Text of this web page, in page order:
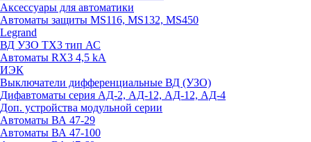
Аксессуары для автоматики
Автоматы защиты MS116, MS132, MS450
Legrand
ВД УЗО TX3 тип АС
Автоматы RX3 4,5 kA
ИЭК
Выключатели дифференциальные ВД (УЗО)
Дифавтоматы серия АД-2, АД-12, АД-12, АД-4
Доп. устройства модульной серии
Автоматы ВА 47-29
Автоматы ВА 47-100